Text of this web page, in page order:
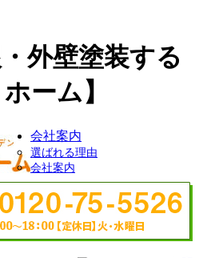
外壁塗装する
ーム】
会社案内
選ばれる理由
会社案内